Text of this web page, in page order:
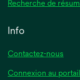
Recherche de
Info
Contactez-nous
Connexion au